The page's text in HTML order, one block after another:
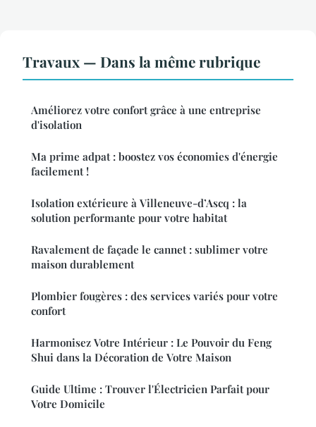
Travaux — Dans la même rubrique
Améliorez votre confort grâce à une entreprise
d'isolation
Ma prime adpat : boostez vos économies d'énergie
facilement !
Isolation extérieure à Villeneuve-d’Ascq : la
solution performante pour votre habitat
Ravalement de façade le cannet : sublimer votre
maison durablement
Plombier fougères : des services variés pour votre
confort
Harmonisez Votre Intérieur : Le Pouvoir du Feng
Shui dans la Décoration de Votre Maison
Guide Ultime : Trouver l'Électricien Parfait pour
Votre Domicile